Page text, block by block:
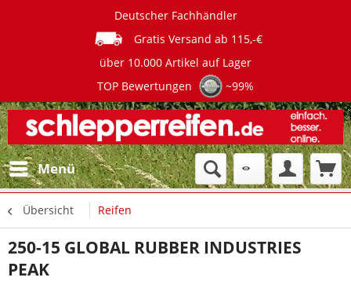
Deutscher Fachhändler
Gratis Versand ab 115,-€
über 10.000 Artikel auf Lager
TOP Bewertungen
~99%
Menü
Übersicht Reifen
250-15 GLOBAL RUBBER INDUSTRIES
PEAK